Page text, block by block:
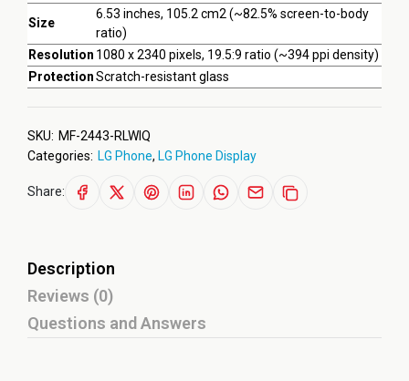
Size
6.53 inches, 105.2 cm2 (~82.5% screen-to-body
ratio)
Resolution 1080 x 2340 pixels, 19.5:9 ratio (~394 ppi density)
ProtectionScratch-resistant glass
SKU: MF-2443-RLWIQ
Categories: LG Phone, LG Phone Display
Share:
Description
Reviews (0)
Questions and Answers